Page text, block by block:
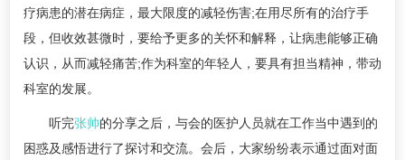
疗病患的潜在病症，最大限度的减轻伤害;在用尽所有的治疗手
段，但收效甚微时，要给予更多的关怀和解释，让病患能够正确
认识，从而减轻痛苦;作为科室的年轻人，要具有担当精神，带动
科室的发展。
听完张帅的分享之后，与会的医护人员就在工作当中遇到的
困惑及感悟进行了探讨和交流。会后，大家纷纷表示通过面对面